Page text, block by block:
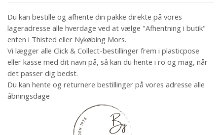
Du kan bestille og afhente din pakke direkte på vores
lageradresse alle hverdage ved at vælge "Afhentning i butik"
enten i Thisted eller Nykøbing Mors.
Vi lægger alle Click & Collect-bestillinger frem i plasticpose
eller kasse med dit navn på, så kan du hente i ro og mag, når
det passer dig bedst.
Du kan hente og returnere bestillinger på vores adresse alle
åbningsdage